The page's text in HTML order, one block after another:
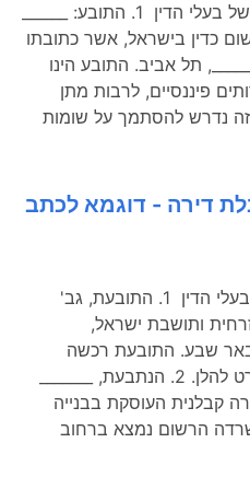
דוגמא לכתב תביעה: א. תיאור של בעלי הדין 1. התובע: ______
כדין בישראל, אשר כתובתו
תל אביב. התובע הינו
פיננסיים, לרבות מתן
זה נדרש להסתמך על שומות
דירה - דוגמא לכתב
דוגמא לכתב תביעה: א. תיאור בעלי הדין 1. התובעת, גב'
ותושבת ישראל,
באר שבע. התובעת רכשה
מהנתבעת דירת מגורים, כמפורט להלן. 2. הנתבעת, _______
קבלנית העוסקת בבנייה
הרשום נמצא ברחוב